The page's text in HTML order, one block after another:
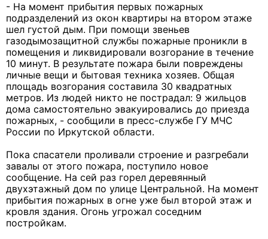
- На момент прибытия первых пожарных
подразделений из окон квартиры на втором этаже
шел густой дым. При помощи звеньев
газодымозащитной службы пожарные проникли в
помещения и ликвидировали возгорание в течение
10 минут. В результате пожара были повреждены
личные вещи и бытовая техника хозяев. Общая
площадь возгорания составила 30 квадратных
метров. Из людей никто не пострадал: 9 жильцов
дома самостоятельно эвакуировались до приезда
пожарных, - сообщили в пресс-службе ГУ МЧС
России по Иркутской области.
Пока спасатели проливали строение и разгребали
завалы от этого пожара, поступило новое
сообщение. На сей раз горел деревянный
двухэтажный дом по улице Центральной. На момент
прибытия пожарных в огне уже был второй этаж и
кровля здания. Огонь угрожал соседним
постройкам.